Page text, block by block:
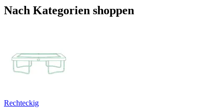
Nach Kategorien shoppen
Rechteckig